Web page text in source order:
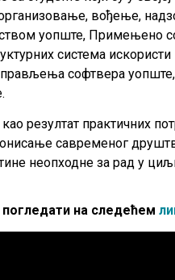
вођење,
уопште,
система
софтвера
резултат практичних
савременог
неопходне за рад у
на следећем